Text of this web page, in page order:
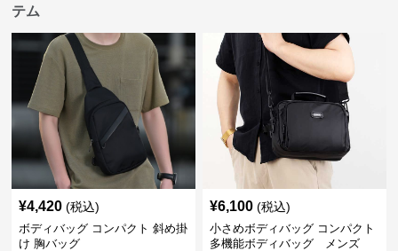
テム
¥4,420 (税込)
ボディバッグ コンパクト 斜め掛
け 胸バッグ
¥6,100 (税込)
小さめボディバッグ コンパクト
多機能ボディバッグ メンズ